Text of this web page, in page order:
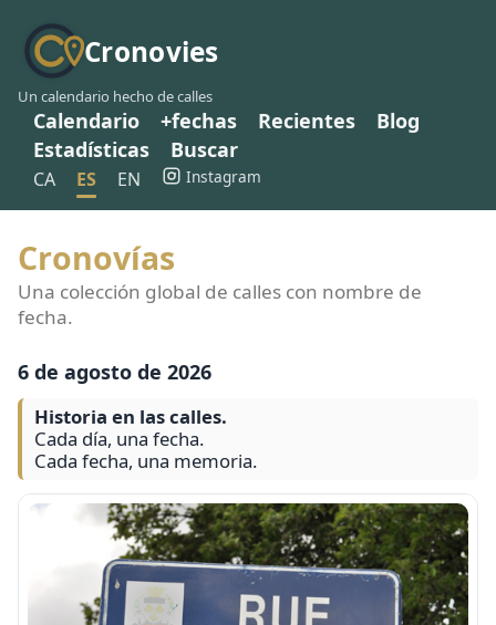
Cronovies
Un calendario hecho de calles
Calendario +fechas Recientes
Blog
Estadísticas
Buscar
CA ES EN Instagram
Cronovías
Una colección global de calles con nombre de
fecha.
6 de agosto de 2026
Historia en las calles.
Cada día, una fecha.
Cada fecha, una memoria.